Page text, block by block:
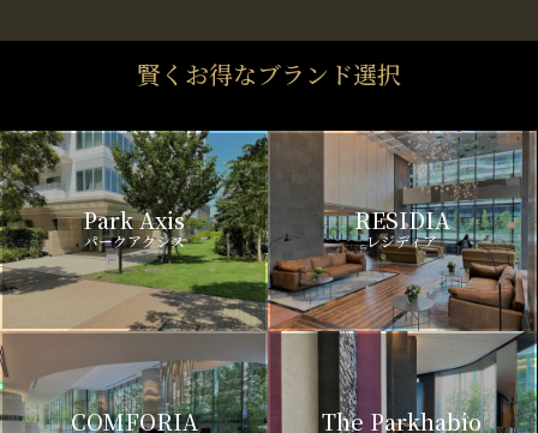
賢くお得なブランド選択
Park Axis
パークアクシス
RESIDIA
レジディア
COMFORIA The Parkhabio